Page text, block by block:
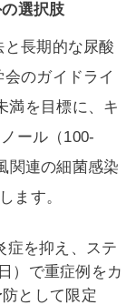
選択肢
長期的な尿酸
のガイドライ
満を目標に、キ
ール（100-
関連の細菌感染
ます。
症を抑え、ステ
）で重症例をカ
として限定